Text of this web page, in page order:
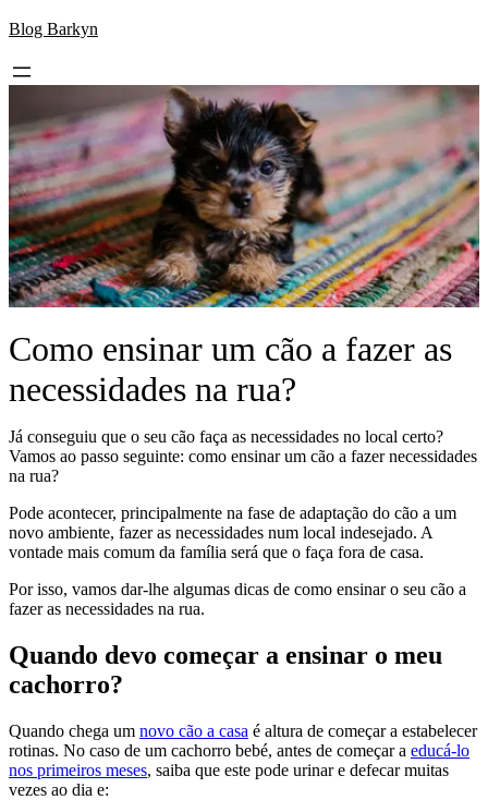
Skip
content
Blog Barkyn
Como ensinar um cão a fazer as
necessidades na rua?
Já conseguiu que o seu cão faça as necessidades no local certo?
Vamos ao passo seguinte: como ensinar um cão a fazer necessidades
na rua?
Pode acontecer, principalmente na fase de adaptação do cão a um
novo ambiente, fazer as necessidades num local indesejado. A
vontade mais comum da família será que o faça fora de casa.
Por isso, vamos dar-lhe algumas dicas de como ensinar o seu cão a
fazer as necessidades na rua.
Quando devo começar a ensinar o meu
cachorro?
Quando chega um novo cão a casa é altura de começar a estabelecer
rotinas. No caso de um cachorro bebé, antes de começar a educá-lo
nos primeiros meses, saiba que este pode urinar e defecar muitas
vezes ao dia e: